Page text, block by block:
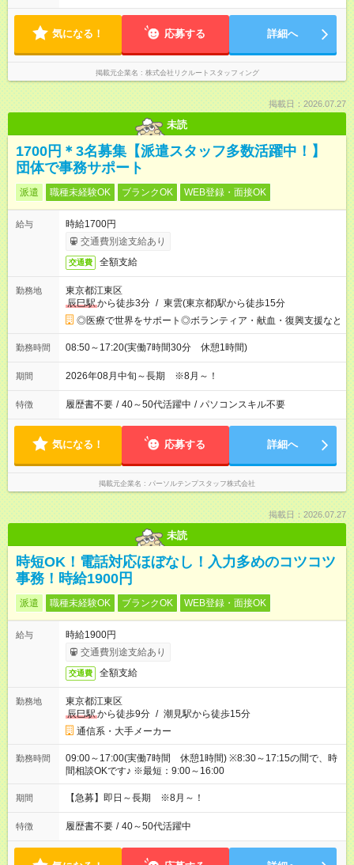
気になる！ 応募する 詳細へ
掲載元企業名 株式会社リクルートスタッフィング
掲載日：2026.07.27
未読
1700円＊3名募集【派遣スタッフ多数活躍中！】
団体で事務サポート
派遣 職種未経験OK ブランクOK WEB登録・面接OK
給与
時給1700円
交通費別途支給あり
交通費 全額支給
勤務地
東京都江東区
辰巳駅から徒歩3分 / 東雲(東京都)駅から徒歩15分
◎医療で世界をサポート◎ボランティア・献血・復興支援など
勤務時間 08:50～17:20(実働7時間30分 休憩1時間)
期間 2026年08月中旬～長期 ※8月～！
特徴 履歴書不要 / 40～50代活躍中 / パソコンスキル不要
気になる！ 応募する 詳細へ
掲載元企業名 パーソルテンプスタッフ株式会社
掲載日：2026.07.27
未読
時短OK！電話対応ほぼなし！入力多めのコツコツ
事務！時給1900円
派遣 職種未経験OK ブランクOK WEB登録・面接OK
給与
時給1900円
交通費別途支給あり
交通費 全額支給
勤務地
東京都江東区
辰巳駅から徒歩9分 / 潮見駅から徒歩15分
通信系・大手メーカー
勤務時間
09:00～17:00(実働7時間 休憩1時間) ※8:30～17:15の間で、時
間相談OKです♪ ※最短：9:00～16:00
期間 【急募】即日～長期 ※8月～！
特徴 履歴書不要 / 40～50代活躍中